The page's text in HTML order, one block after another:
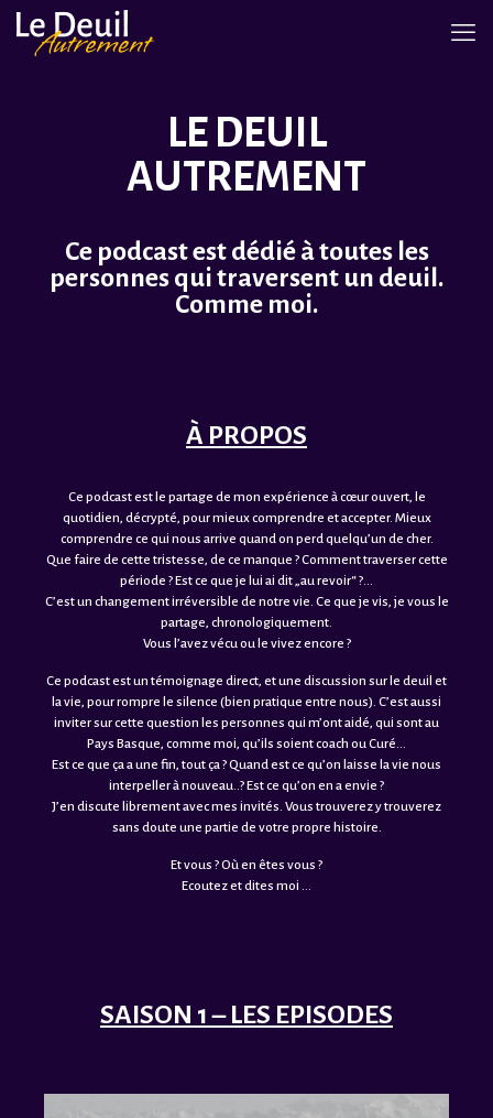
LE DEUIL
AUTREMENT
Ce podcast est dédié à toutes les
personnes qui traversent un deuil.
Comme moi.
À PROPOS
Ce podcast est le partage de mon expérience à cœur ouvert, le
quotidien, décrypté, pour mieux comprendre et accepter. Mieux
comprendre ce qui nous arrive quand on perd quelqu’un de cher.
Que faire de cette tristesse, de ce manque ? Comment traverser cette
période ? Est ce que je lui ai dit „au revoir“ ?…
C’est un changement irréversible de notre vie. Ce que je vis, je vous le
partage, chronologiquement.
Vous l’avez vécu ou le vivez encore ?
Ce podcast est un témoignage direct, et une discussion sur le deuil et
la vie, pour rompre le silence (bien pratique entre nous). C’est aussi
inviter sur cette question les personnes qui m’ont aidé, qui sont au
Pays Basque, comme moi, qu’ils soient coach ou Curé…
Est ce que ça a une fin, tout ça ? Quand est ce qu’on laisse la vie nous
interpeller à nouveau..? Est ce qu’on en a envie ?
J’en discute librement avec mes invités. Vous trouverez y trouverez
sans doute une partie de votre propre histoire.
Et vous ? Où en êtes vous ?
Ecoutez et dites moi …
SAISON 1 – LES EPISODES